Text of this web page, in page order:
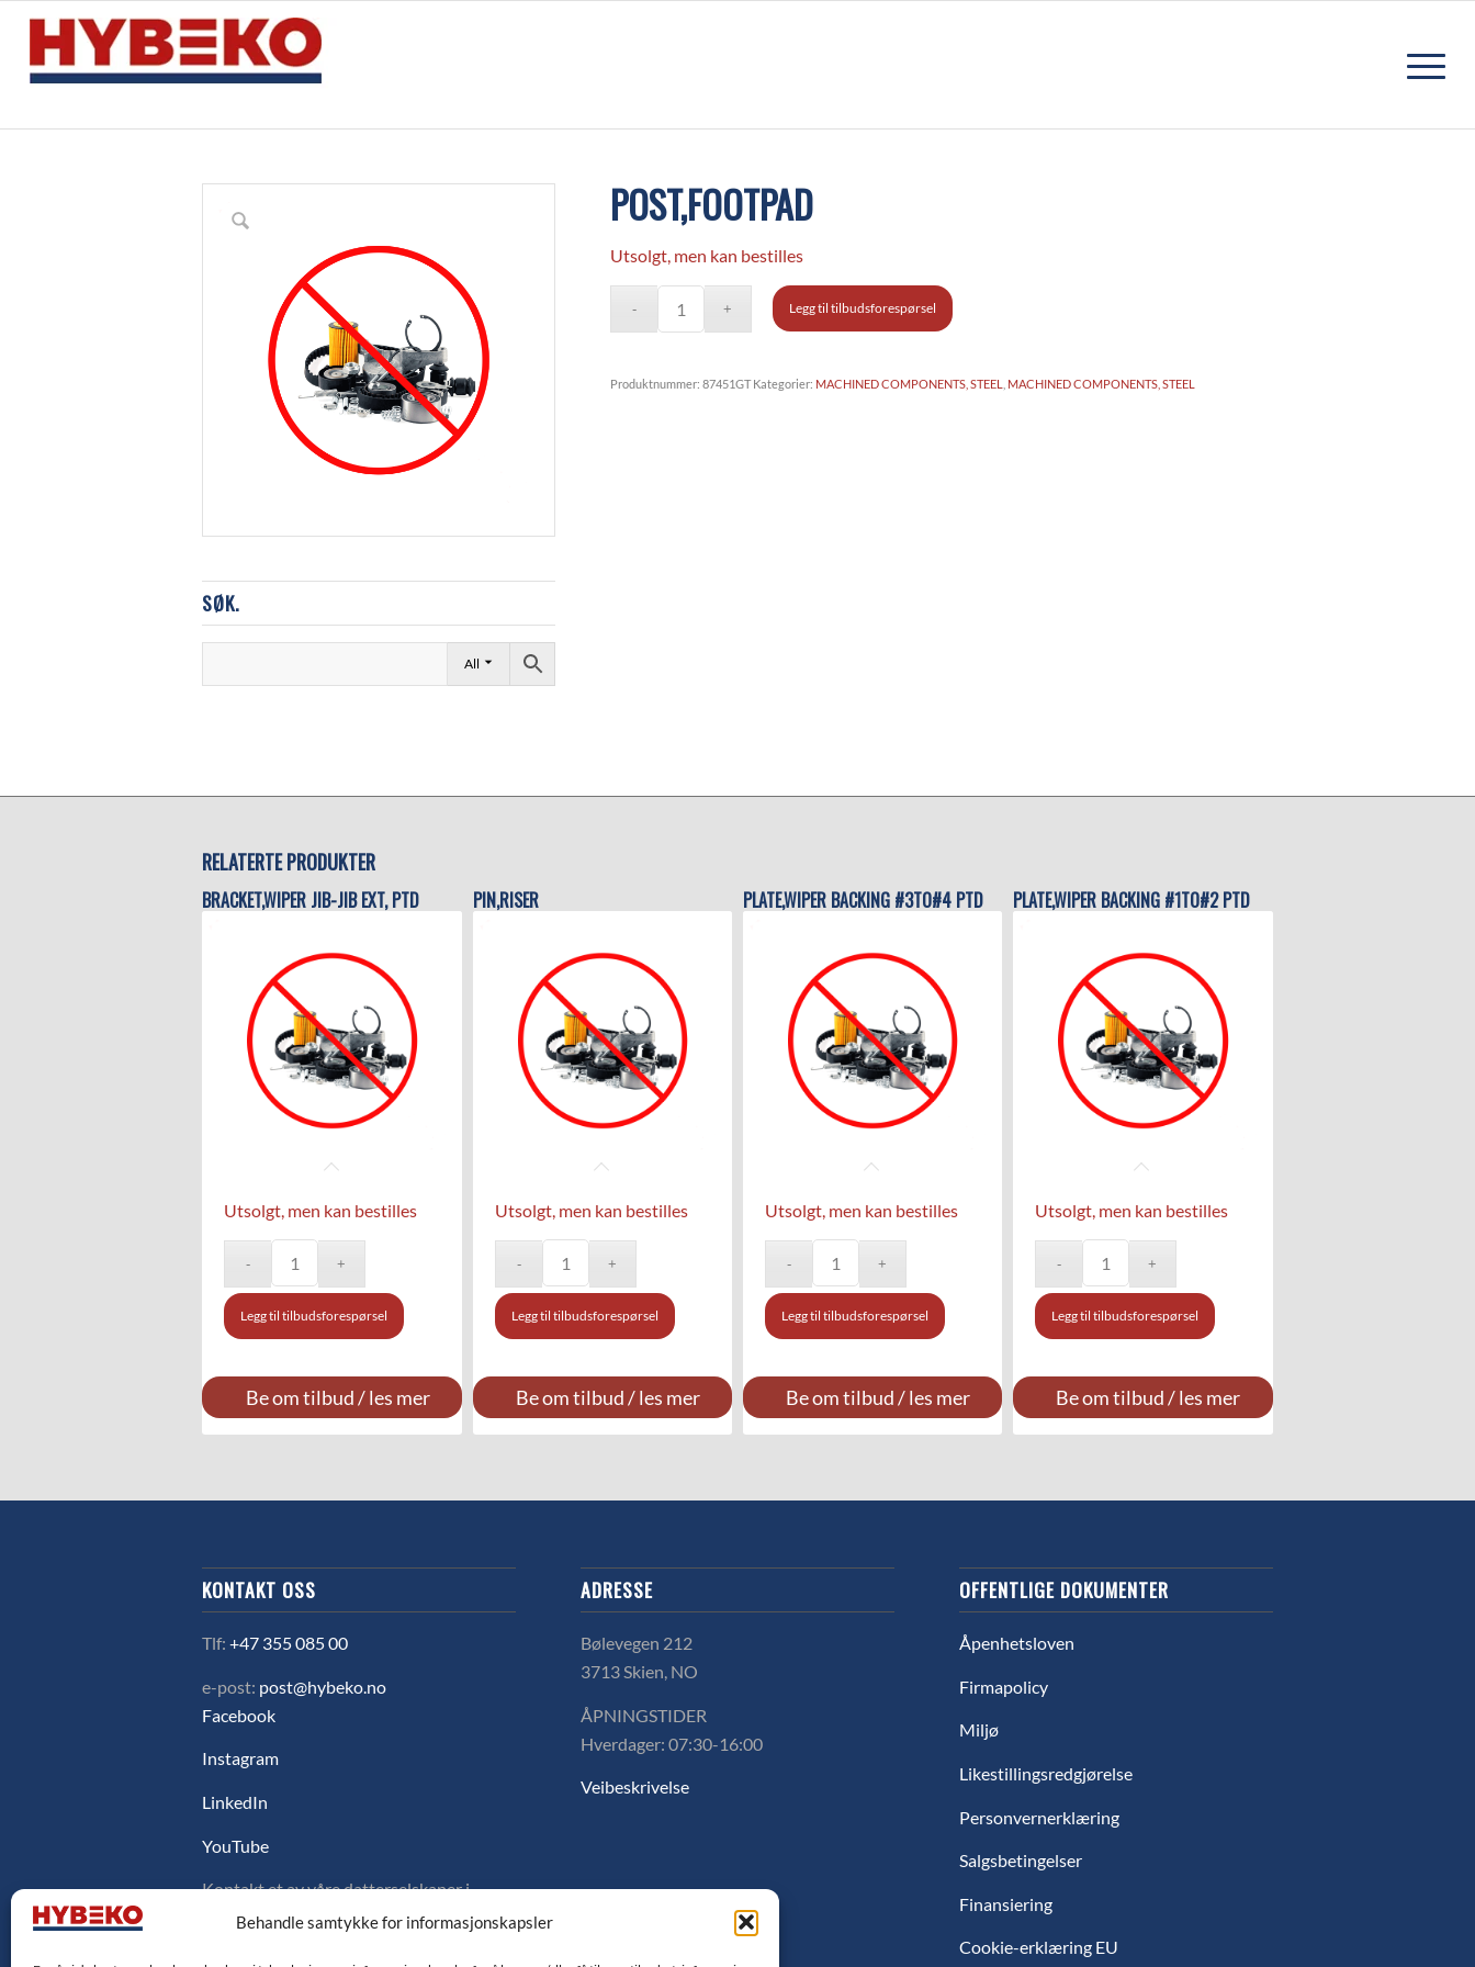
Behandle samtykke for informasjonskapsler
SØK.
All
POST,FOOTPAD
Utsolgt, men kan bestilles
Legg til tilbudsforespørsel
Produktnummer:87451GT Kategorier: MACHINED COMPONENTS, STEEL MACHINED COMPONENTS, STEEL
RELATERTE PRODUKTER
BRACKET,WIPER JIB-JIB EXT, PTD
Utsolgt, men kan bestilles
Legg til tilbudsforespørsel
Be om tilbud / les mer
PIN,RISER
Utsolgt, men kan bestilles
Legg til tilbudsforespørsel
Be om tilbud / les mer
PLATE,WIPER BACKING #3TO#4 PTD
Utsolgt, men kan bestilles
Legg til tilbudsforespørsel
Be om tilbud / les mer
PLATE,WIPER BACKING #1TO#2 PTD
Utsolgt, men kan bestilles
Legg til tilbudsforespørsel
Be om tilbud / les mer
KONTAKT OSS
Tlf:+47 355 085 00
e-post: post@hybeko.no
Facebook
Instagram
LinkedIn
YouTube
Kontakt et av våre datterselskaper i
Sverige, Danmark eller Finland ved å
ADRESSE
Bølevegen 212
3713 Skien, NO
ÅPNINGSTIDER
Hverdager: 07:30-16:00
Veibeskrivelse
OFFENTLIGE DOKUMENTER
Åpenhetsloven
Firmapolicy
Miljø
Likestillingsredgjørelse
Personvernerklæring
Salgsbetingelser
Finansiering
Cookie-erklæring EU